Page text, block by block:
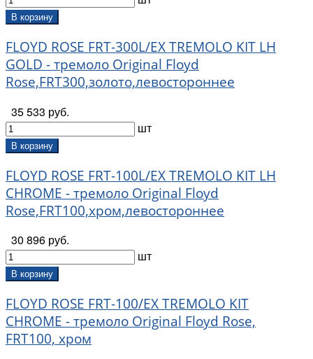
В корзину
FLOYD ROSE FRT-300L/EX TREMOLO KIT LH
GOLD - тремоло Original Floyd
Rose,FRT300,золото,левостороннее
35 533 руб.
шт
В корзину
FLOYD ROSE FRT-100L/EX TREMOLO KIT LH
CHROME - тремоло Original Floyd
Rose,FRT100,хром,левостороннее
30 896 руб.
шт
В корзину
FLOYD ROSE FRT-100/EX TREMOLO KIT
CHROME - тремоло Original Floyd Rose,
FRT100, хром